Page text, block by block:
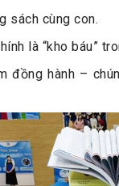
sách cùng con.
là “kho báu”
đồng hành –